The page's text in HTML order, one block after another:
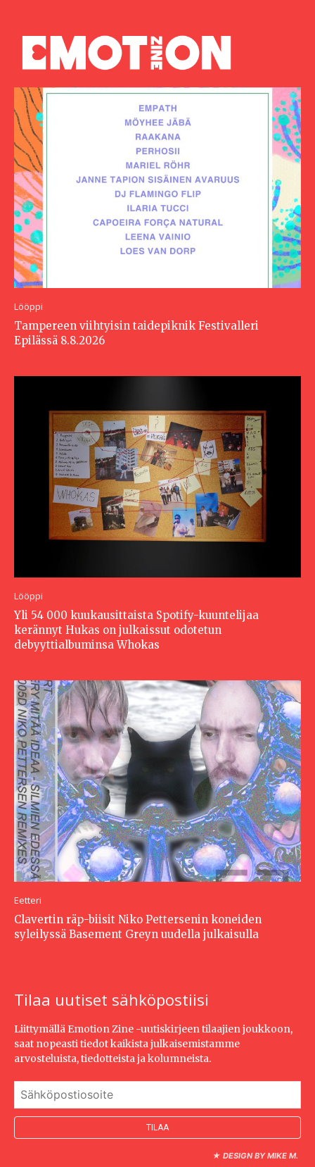
Lööppi
Tampereen viihtyisin taidepiknik Festivalleri
Epilässä 8.8.2026
Lööppi
Yli 54 000 kuukausittaista Spotify-kuuntelijaa
kerännyt Hukas on julkaissut odotetun
debyyttialbuminsa Whokas
Eetteri
Clavertin räp-biisit Niko Pettersenin koneiden
syleilyssä Basement Greyn uudella julkaisulla
Tilaa uutiset sähköpostiisi
Liittymällä Emotion Zine -uutiskirjeen tilaajien joukkoon,
saat nopeasti tiedot kaikista julkaisemistamme
arvosteluista, tiedotteista ja kolumneista.
★ DESIGN BY MIKE M.